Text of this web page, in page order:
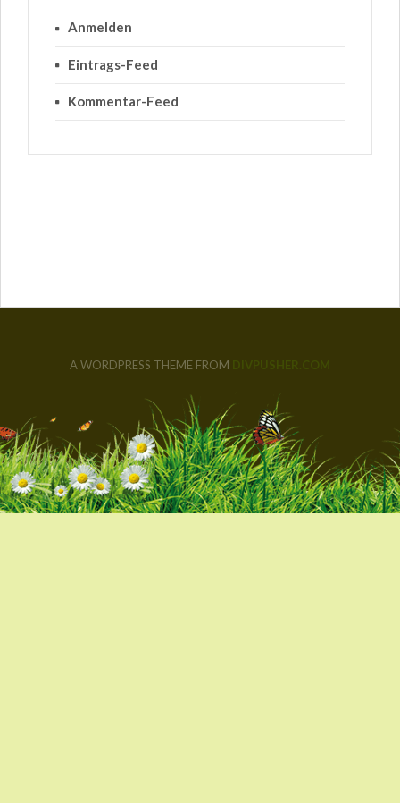
Anmelden
Eintrags-Feed
Kommentar-Feed
A WORDPRESS THEME FROM DIVPUSHER.COM